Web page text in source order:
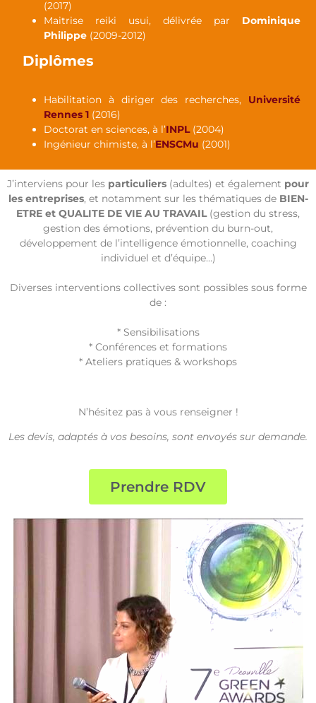
(2017)
Maitrise reiki usui, délivrée par Dominique
Philippe (2009-2012)
Diplômes
Habilitation à diriger des recherches, Université
Rennes 1 (2016)
Doctorat en sciences, à l’INPL(2004)
Ingénieur chimiste, à l’ENSCMu (2001)
J’interviens pour les particuliers (adultes) et également pour
les entreprises, et notamment sur les thématiques deBIEN-
ETRE et QUALITE DE VIE AU TRAVAIL(gestion du stress,
gestion des émotions, prévention du burn-out,
développement de l’intelligence émotionnelle, coaching
individuel et d’équipe…)
Diverses interventions collectives sont possibles sous forme
de :
* Sensibilisations
* Conférences et formations
* Ateliers pratiques & workshops
N’hésitez pas à vous renseigner !
Les devis, adaptés à vos besoins, sont envoyés sur demande.
Prendre RDV